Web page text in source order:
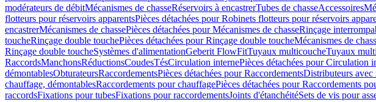
modérateurs de débitMécanismes de chasseRéservoirs à encastrerTubes de chasseAccessoires
flotteurs pour réservoirs apparentsPièces détachées pour Robinets flotteurs pour réservoirs
encastrerMécanismes de chassePièces détachées pour Mécanismes de chasseRinçage
toucheRinçage double touchePièces détachées pour Rinçage double toucheMécanismes de
Rinçage double toucheSystèmes d'alimentationGeberit FlowFitTuyaux multicoucheTuyaux
RaccordsManchonsRéductionsCoudesTésCirculation internePièces détachées pour Circulation
démontablesObturateursRaccordementsPièces détachées pour RaccordementsDistributeurs avec
chauffage, démontablesRaccordements pour chauffagePièces détachées pour Raccordements
raccordsFixations pour tubesFixations pour raccordementsJoints d'étanchéitéSets de vis pour